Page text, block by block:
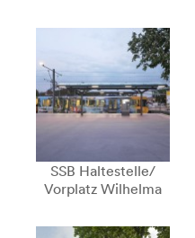
SSB Haltestelle/
Vorplatz Wilhelma